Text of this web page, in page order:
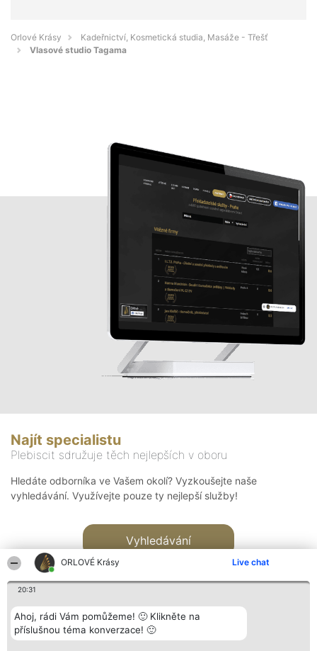
ORLOVÉ Krásy Live chat
20:31
Ahoj, rádi Vám pomůžeme! 🙂 Klikněte na
příslušnou téma konverzace! 🙂
Orlové Krásy
Kadeřnictví, Kosmetická studia, Masáže - Třešť
Vlasové studio Tagama
Najít specialistu
Plebiscit sdružuje těch nejlepších v oboru
Hledáte odborníka ve Vašem okolí? Vyzkoušejte naše
vyhledávání. Využívejte pouze ty nejlepší služby!
Vyhledávání